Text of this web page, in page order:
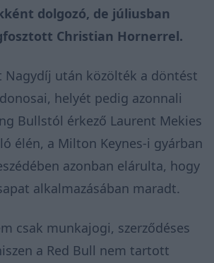
dolgozó, de júliusban
Christian Hornerrel.
Nagydíj után közölték a döntést
helyét pedig azonnali
Bullstól érkező Laurent Mekies
élén, a Milton Keynes-i gyárban
azonban elárulta, hogy
alkalmazásában maradt.
csak munkajogi, szerződéses
a Red Bull nem tartott